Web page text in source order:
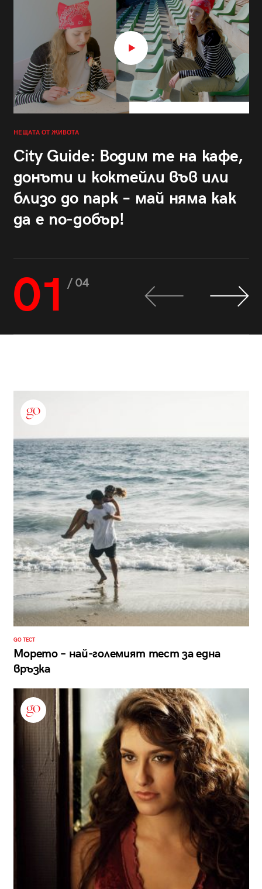
НЕЩАТА ОТ ЖИВОТА
City Guide: Водим те на кафе,
донъти и коктейли във или
близо до парк – май няма как
да е по-добър!
01 / 04
GO ТЕСТ
Морето – най-големият тест за една
връзка